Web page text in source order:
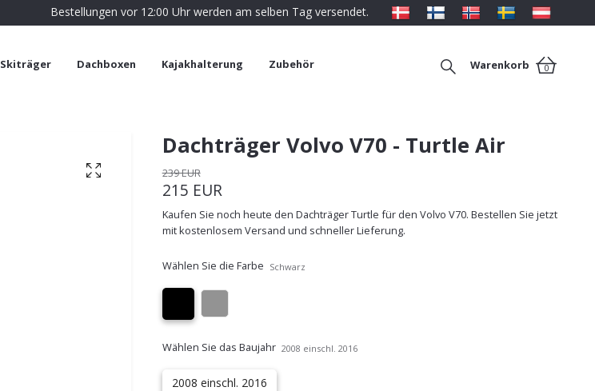
Bestellungen vor 12:00 Uhr werden am selben Tag versendet.
Skiträger Dachboxen Kajakhalterung Zubehör Warenkorb 0
Dachträger Volvo V70 - Turtle Air
239 EUR
215 EUR
Kaufen Sie noch heute den Dachträger Turtle für den Volvo V70. Bestellen Sie jetzt
mit kostenlosem Versand und schneller Lieferung.
Wählen Sie die Farbe Schwarz
Wählen Sie das Baujahr 2008 einschl. 2016
2008 einschl. 2016